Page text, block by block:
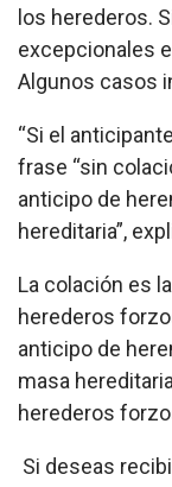
los herederos.
excepcionales
Algunos casos
“Si el
frase “sin
anticipo de
hereditaria”,
La colación es
herederos
anticipo de
masa
herederos
Si deseas